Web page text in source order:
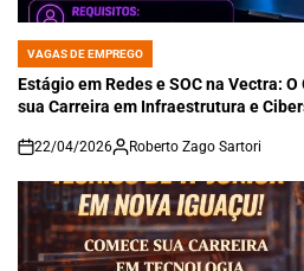
POSTED
IN
VAGAS DE EMPREGO
Estágio em Redes e SOC na Vectra:
sua Carreira em Infraestrutura e
on
22/04/2026 Roberto Zago Sartori